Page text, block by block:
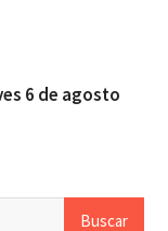
6 de agosto